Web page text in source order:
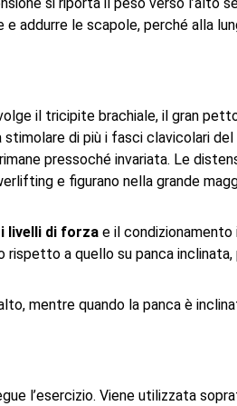
le scapole, perché alla
il tricipite brachiale, il gran
di più i fasci clavicolari
pressoché invariata. Le
e figurano nella grande
livelli di forza e il condizionamento
rispetto a quello su panca
mentre quando la panca è
l’esercizio. Viene utilizzata